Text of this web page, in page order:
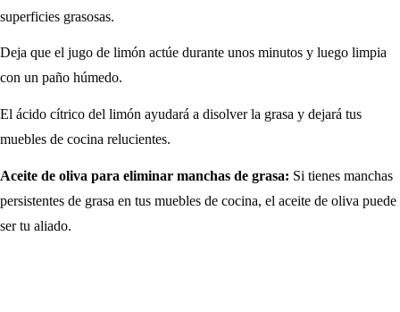
superficies grasosas.
Deja que el jugo de limón actúe durante unos minutos y luego limpia
con un paño húmedo.
El ácido cítrico del limón ayudará a disolver la grasa y dejará tus
muebles de cocina relucientes.
Aceite de oliva para eliminar manchas de grasa: Si tienes manchas
persistentes de grasa en tus muebles de cocina, el aceite de oliva puede
ser tu aliado.